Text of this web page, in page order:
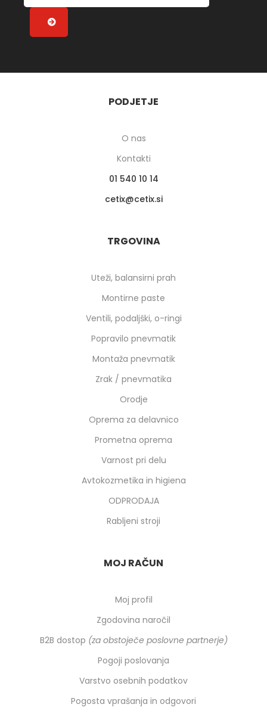
PODJETJE
O nas
Kontakti
01 540 10 14
cetix
cetix.si
TRGOVINA
Uteži, balansirni prah
Montirne paste
Ventili, podaljški, o-ringi
Popravilo pnevmatik
Montaža pnevmatik
Zrak / pnevmatika
Orodje
Oprema za delavnico
Prometna oprema
Varnost pri delu
Avtokozmetika in higiena
ODPRODAJA
Rabljeni stroji
MOJ RAČUN
Moj profil
Zgodovina naročil
B2B dostop (za obstoječe poslovne partnerje)
Pogoji poslovanja
Varstvo osebnih podatkov
Pogosta vprašanja in odgovori